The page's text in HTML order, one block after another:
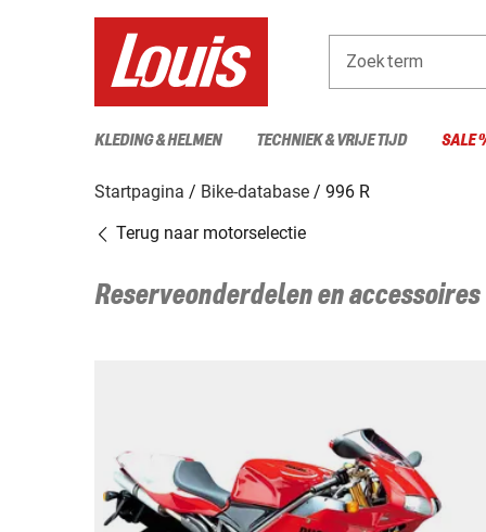
Zoekterm
KLEDING & HELMEN TECHNIEK & VRIJE TIJD SALE
Startpagina Bike-database
996 R
Terug naar motorselectie
Reserveonderdelen en